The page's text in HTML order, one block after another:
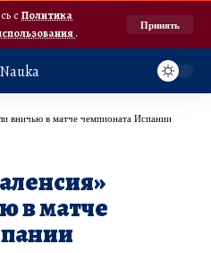
с Политика
.
Принять
вничью в матче чемпионата Испании
в матче